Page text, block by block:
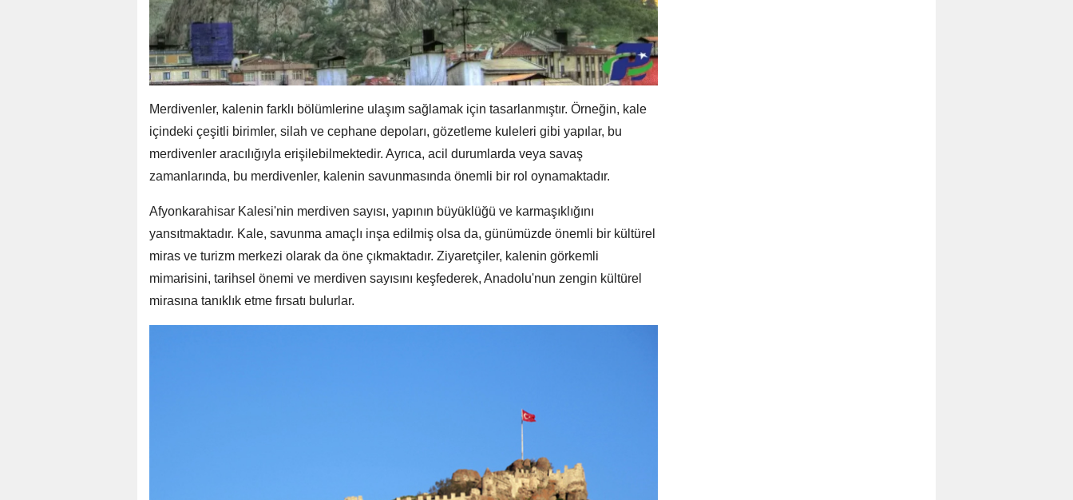
Merdivenler, kalenin farklı bölümlerine ulaşım sağlamak için tasarlanmıştır. Örneğin, kale
içindeki çeşitli birimler, silah ve cephane depoları, gözetleme kuleleri gibi yapılar, bu
merdivenler aracılığıyla erişilebilmektedir. Ayrıca, acil durumlarda veya savaş
zamanlarında, bu merdivenler, kalenin savunmasında önemli bir rol oynamaktadır.
Afyonkarahisar Kalesi'nin merdiven sayısı, yapının büyüklüğü ve karmaşıklığını
yansıtmaktadır. Kale, savunma amaçlı inşa edilmiş olsa da, günümüzde önemli bir kültürel
miras ve turizm merkezi olarak da öne çıkmaktadır. Ziyaretçiler, kalenin görkemli
mimarisini, tarihsel önemi ve merdiven sayısını keşfederek, Anadolu'nun zengin kültürel
mirasına tanıklık etme fırsatı bulurlar.